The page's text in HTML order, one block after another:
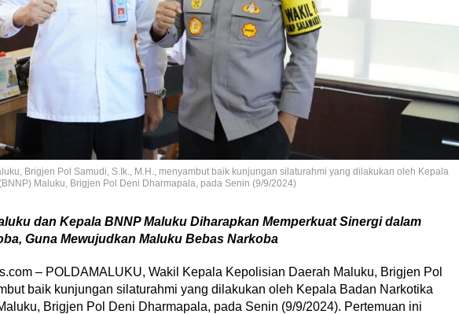
Brigjen Pol Samudi, S.Ik., M.H., menyambut baik kunjungan silaturahmi yang dilakukan oleh Kepala
Maluku, Brigjen Pol Deni Dharmapala, pada Senin (9/9/2024)
dan Kepala BNNP Maluku Diharapkan Memperkuat Sinergi dalam
Guna Mewujudkan Maluku Bebas Narkoba
– POLDAMALUKU, Wakil Kepala Kepolisian Daerah Maluku, Brigjen Pol
baik kunjungan silaturahmi yang dilakukan oleh Kepala Badan Narkotika
Brigjen Pol Deni Dharmapala, pada Senin (9/9/2024). Pertemuan ini